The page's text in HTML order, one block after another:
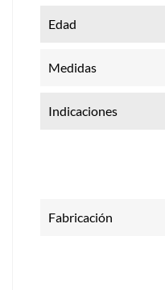
Edad
Medidas
Indicaciones
Fabricación